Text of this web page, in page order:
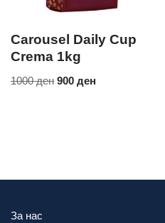
Carousel Daily Cup
Crema 1kg
1000ден 900 ден
За нас